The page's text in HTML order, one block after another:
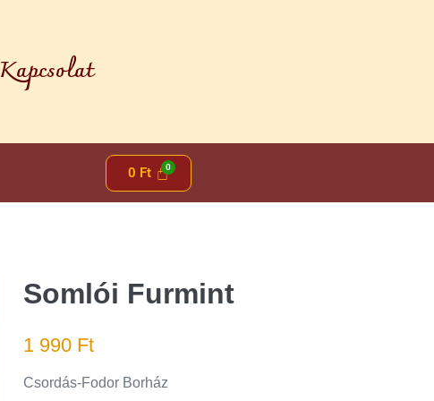
Kapcsolat
0 Ft
Somlói Furmint
1 990 Ft
Csordás-Fodor Borház